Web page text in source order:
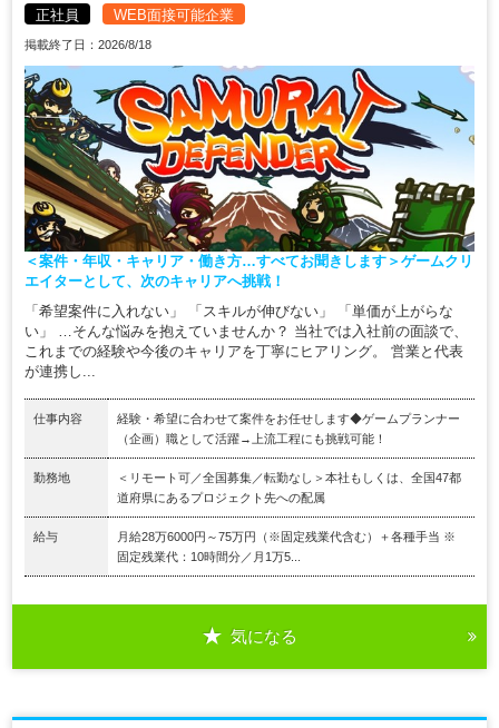
正社員 WEB面接可能企業
掲載終了日：2026/8/18
＜案件・年収・キャリア・働き方…すべてお聞きします＞ゲームクリ
エイターとして、次のキャリアへ挑戦！
「希望案件に入れない」 「スキルが伸びない」 「単価が上がらな
い」 …そんな悩みを抱えていませんか？ 当社では入社前の面談で、
これまでの経験や今後のキャリアを丁寧にヒアリング。 営業と代表
が連携し...
仕事内容
経験・希望に合わせて案件をお任せします◆ゲームプランナー
（企画）職として活躍→上流工程にも挑戦可能！
勤務地
＜リモート可／全国募集／転勤なし＞本社もしくは、全国47都
道府県にあるプロジェクト先への配属
給与
月給28万6000円～75万円（※固定残業代含む）＋各種手当 ※
固定残業代：10時間分／月1万5...
気になる